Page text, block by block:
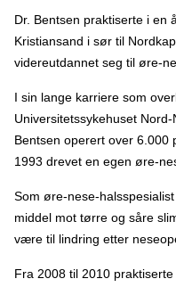
Dr. Bentsen praktiserte i en
Kristiansand i sør til
videreutdannet seg til øre-
I sin lange karriere som
Universitetssykehuset
Bentsen operert over 6.000
1993 drevet en egen øre-
Som øre-nese-
middel mot tørre og såre
være til lindring etter
Fra 2008 til 2010